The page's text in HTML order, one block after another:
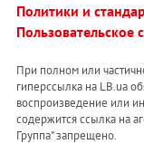
Политики и
Пользовательское
При полном или
гиперссылка на LB.ua
воспроизведение или
содержится ссылка на
Группа" запрещено.